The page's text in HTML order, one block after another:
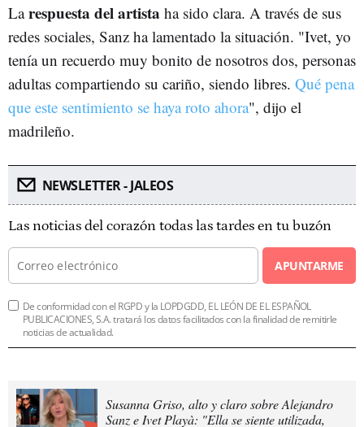
Larespuesta del artista ha sido clara. A través de sus
redes sociales, Sanz ha lamentado la situación. "Ivet, yo
tenía un recuerdo muy bonito de nosotros dos, personas
adultas compartiendo su cariño, siendo libres. Qué pena
que este sentimiento se haya roto ahora", dijo el
madrileño.
NEWSLETTER - JALEOS
Las noticias del corazón todas las tardes en tu buzón
APUNTARME
De conformidad con el RGPD y la LOPDGDD, EL LEÓN DE EL ESPAÑOL
PUBLICACIONES, S.A. tratará los datos facilitados con la finalidad de remitirle
noticias de actualidad.
Susanna Griso, alto y claro sobre Alejandro
Sanz e Ivet Playà: "Ella se siente utilizada,